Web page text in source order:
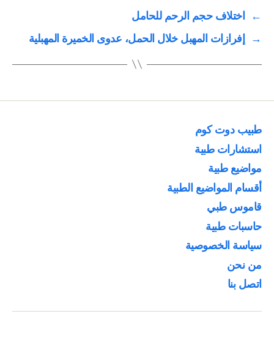
←
اختلاف حجم الرحم للحامل
→
إفرازات المهبل خلال الحمل، عدوى الخميرة المهبلية
طبيب دوت كوم
استشارات طبية
مواضيع طبية
أقسام المواضيع الطبية
قاموس طبي
حاسبات طبية
سياسة الخصوصية
من نحن
اتصل بنا